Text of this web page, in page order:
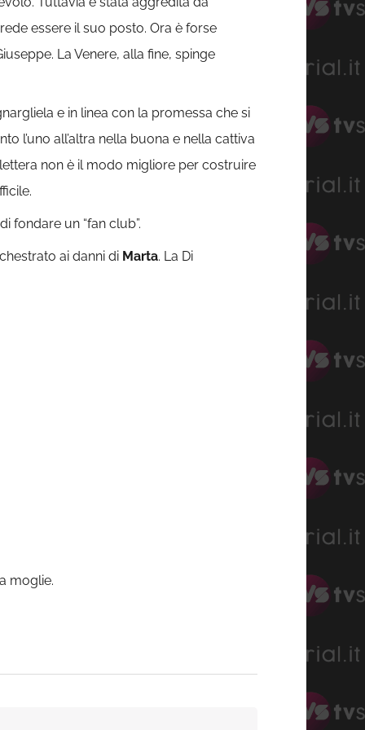
essere il suo posto. Ora è forse
La Venere, alla fine, spinge
e in linea con la promessa che si
l’uno all’altra nella buona e nella cattiva
non è il modo migliore per costruire
fondare un “fan club”.
ai danni di Marta. La Di
moglie.